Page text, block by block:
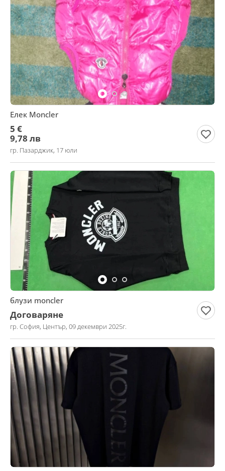
Елек Moncler
5 €
9,78 лв
гр. Пазарджик, 17 юли
блузи moncler
Договаряне
гр. София, Център, 09 декември 2025г.